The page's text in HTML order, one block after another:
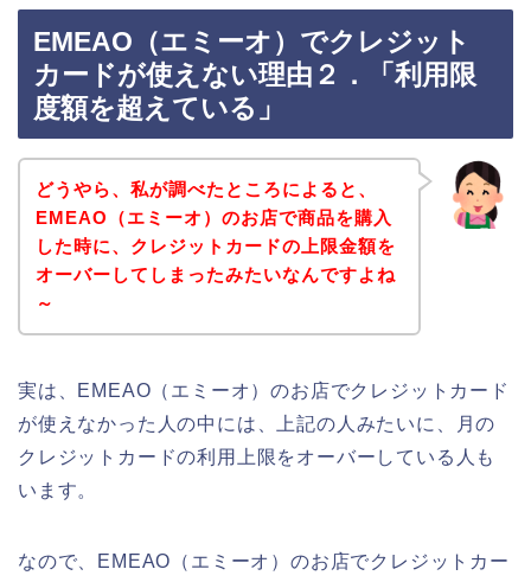
EMEAO（エミーオ）でクレジット
カードが使えない理由２．「利用限
度額を超えている」
どうやら、私が調べたところによると、
EMEAO（エミーオ）のお店で商品を購入
した時に、クレジットカードの上限金額を
オーバーしてしまったみたいなんですよね
～
実は、EMEAO（エミーオ）のお店でクレジットカード
が使えなかった人の中には、上記の人みたいに、月の
クレジットカードの利用上限をオーバーしている人も
います。
なので、EMEAO（エミーオ）のお店でクレジットカー